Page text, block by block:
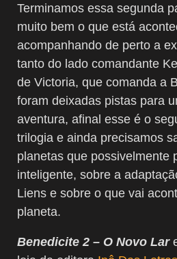
Terminamos essa segunda
muito bem o que está
acompanhando de perto a
tanto do lado comandante
de Victoria, que comanda a
foram deixadas pistas para
aventura, afinal esse é o
trilogia e ainda precisamos
planetas que possivelmente
inteligente, sobre a
Liens e sobre o que vai
planeta.
Benedicite 2 – O Novo Lar